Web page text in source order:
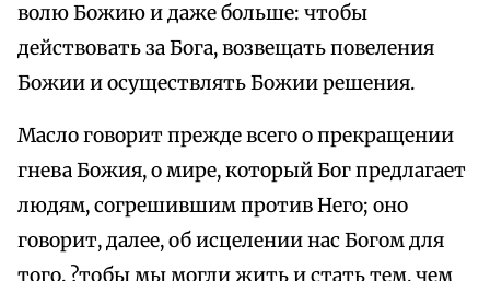
волю Божию и даже больше: чтобы
действовать за Бога, возвещать повеления
Божии и осуществлять Божии решения.
Масло говорит прежде всего о прекращении
гнева Божия, о мире, который Бог предлагает
людям, согрешившим против Него; оно
говорит, далее, об исцелении нас Богом для
того, ?тобы мы могли жить и стать тем, чем